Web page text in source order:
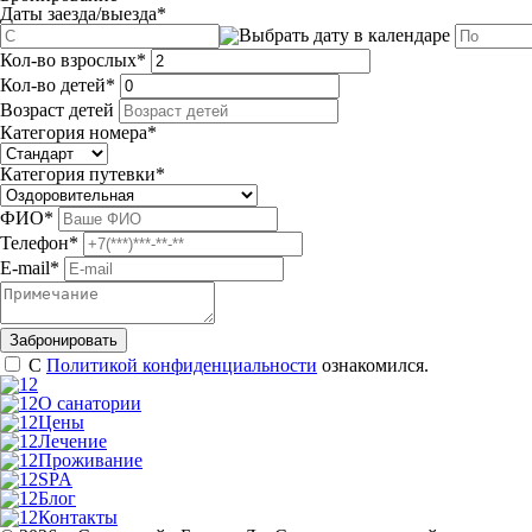
Даты заезда/выезда*
Кол-во взрослых*
Кол-во детей*
Возраст детей
Категория номера*
Категория путевки*
ФИО*
Телефон*
E-mail*
С Политикой конфиденциальности ознакомился.
О санатории
Цены
Лечение
Проживание
SPA
Блог
Контакты